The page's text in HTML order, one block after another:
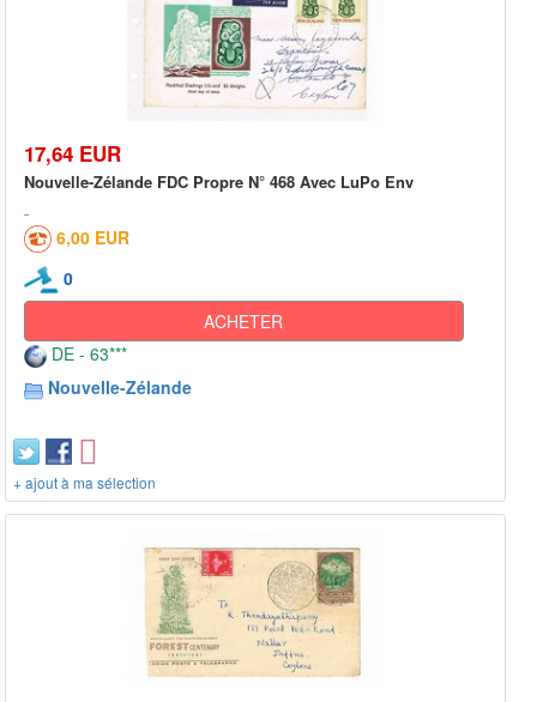
17,64 EUR
Nouvelle-Zélande FDC Propre N° 468 Avec LuPo Env
6,00 EUR
0
ACHETER
DE - 63***
Nouvelle-Zélande
+ ajout à ma sélection